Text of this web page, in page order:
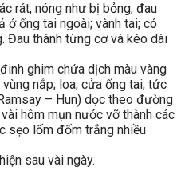
rát, nóng như bị bỏng, đau
ở ống tai ngoài; vành tai; có
Đau thành từng cơ và kéo dài
ghim chứa dịch màu vàng
nắp; loa; cửa ống tai; tức
– Hun) dọc theo đường
hôm mụn nước vỡ thành các
sẹo lốm đốm trắng nhiều
sau vài ngày.